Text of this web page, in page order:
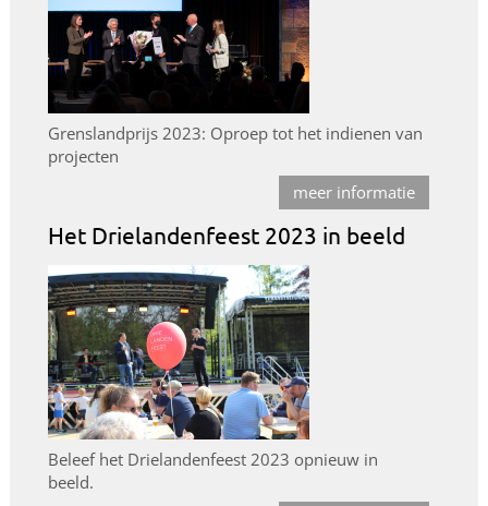
Grenslandprijs 2023: Oproep tot het indienen van
projecten
meer informatie
Het Drielandenfeest 2023 in beeld
Beleef het Drielandenfeest 2023 opnieuw in
beeld.